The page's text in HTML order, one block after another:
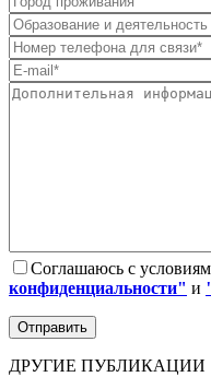
Соглашаюсь с
конфиденциальности" и
ДРУГИЕ ПУБЛИКАЦИИ